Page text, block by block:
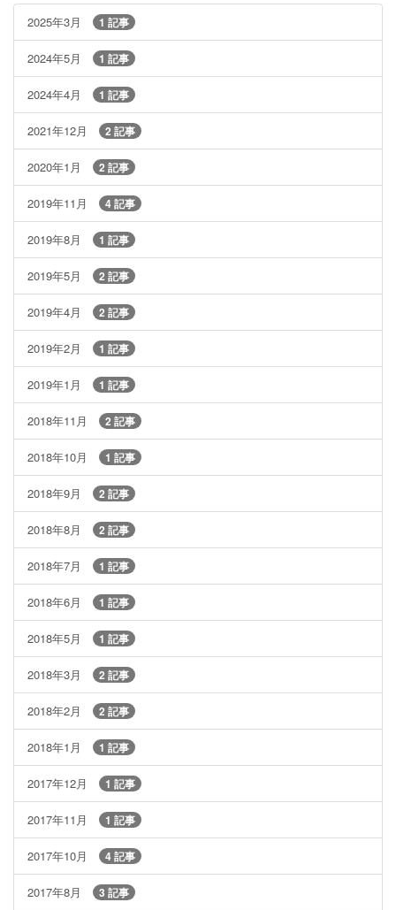
2025年3月 1 記事
2024年5月 1 記事
2024年4月 1 記事
2021年12月 2 記事
2020年1月 2 記事
2019年11月 4 記事
2019年8月 1 記事
2019年5月 2 記事
2019年4月 2 記事
2019年2月 1 記事
2019年1月 1 記事
2018年11月 2 記事
2018年10月 1 記事
2018年9月 2 記事
2018年8月 2 記事
2018年7月 1 記事
2018年6月 1 記事
2018年5月 1 記事
2018年3月 2 記事
2018年2月 2 記事
2018年1月 1 記事
2017年12月 1 記事
2017年11月 1 記事
2017年10月 4 記事
2017年8月 3 記事